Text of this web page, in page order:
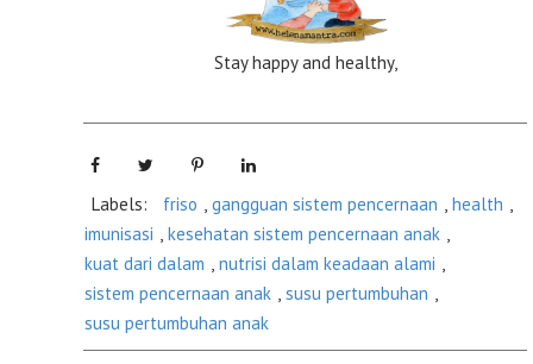
Stay happy and healthy,
Labels: friso , gangguan sistem pencernaan , health ,
imunisasi , kesehatan sistem pencernaan anak ,
kuat dari dalam , nutrisi dalam keadaan alami ,
sistem pencernaan anak , susu pertumbuhan ,
susu pertumbuhan anak